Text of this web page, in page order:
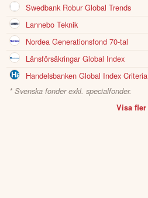
Swedbank Robur Global Trends
Lannebo Teknik
Nordea Generationsfond 70-tal
Länsförsäkringar Global Index
Handelsbanken Global Index Criteria
* Svenska fonder exkl. specialfonder.
Visa fler